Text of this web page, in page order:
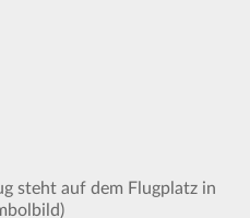
steht auf dem Flugplatz in